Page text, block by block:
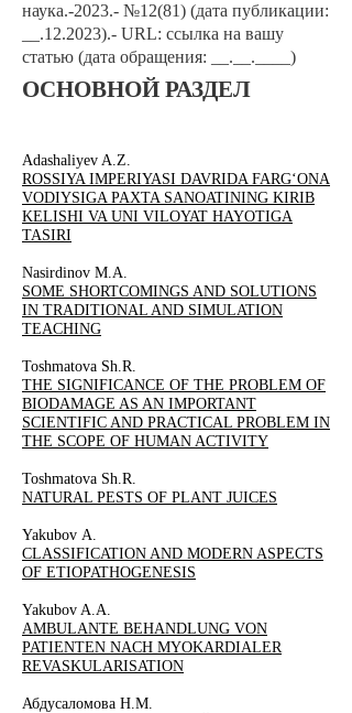
наука.-2023.- №12(81) (дата публикации:
__.12.2023).- URL: ссылка на вашу
статью (дата обращения: __.__.____)
ОСНОВНОЙ РАЗДЕЛ
Adashaliyev A.Z.
ROSSIYA IMPERIYASI DAVRIDA FARG‘ONA
VODIYSIGA PAXTA SANOATINING KIRIB
KELISHI VA UNI VILOYAT HAYOTIGA
TASIRI
Nasirdinov M.A.
SOME SHORTCOMINGS AND SOLUTIONS
IN TRADITIONAL AND SIMULATION
TEACHING
Toshmatova Sh.R.
THE SIGNIFICANCE OF THE PROBLEM OF
BIODAMAGE AS AN IMPORTANT
SCIENTIFIC AND PRACTICAL PROBLEM IN
THE SCOPE OF HUMAN ACTIVITY
Toshmatova Sh.R.
NATURAL PESTS OF PLANT JUICES
Yakubov А.
CLASSIFICATION AND MODERN ASPECTS
OF ETIOPATHOGENESIS
Yakubov A.A.
AMBULANTE BEHANDLUNG VON
PATIENTEN NACH MYOKARDIALER
REVASKULARISATION
Абдусаломова Н.М.